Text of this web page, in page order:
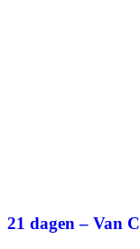
21 dagen – Van